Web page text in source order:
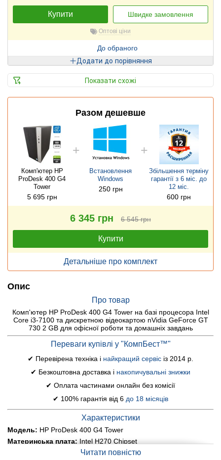
Купити Швидке замовлення
Оптові ціни
До обраного
Додати до порівняння
Показати схожі
Разом дешевше
Комп'ютер HP
ProDesk 400 G4
Tower
5 695 грн
Встановлення
Windows
250 грн
Збільшення терміну
гарантії з 6 міс. до
12 міс.
600 грн
6 345 грн 6 545 грн
Купити
Детальніше про комплект
Опис
Про товар
Комп'ютер HP ProDesk 400 G4 Tower на базі процесора Intel
Core i3-7100 та дискретною відеокартою nVidia GeForce GT
730 2 GB для офісної роботи та домашніх завдань
Переваги купівлі у "КомпБест™"
✔ Перевірена техніка і найкращий сервіс із 2014 р.
✔ Безкоштовна доставка і накопичувальні знижки
✔ Оплата частинами онлайн без комісії
✔ 100% гарантія від 6 до 18 місяців
Характеристики
Модель: HP ProDesk 400 G4 Tower
Материнська плата: Intel H270 Chipset
Intel Core i3-7100 (2 (4) ядра по 3.9 GHz), 3 MB
Читати повністю